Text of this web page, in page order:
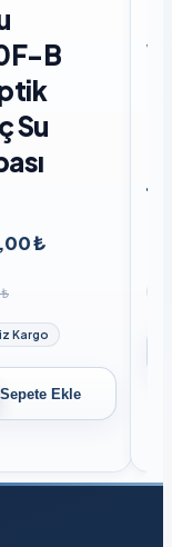
B
Su
₺
Kargo
Sepete Ekle